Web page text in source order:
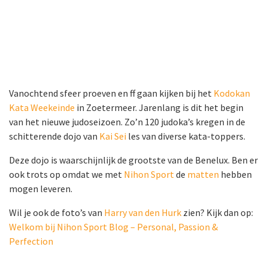
Vanochtend sfeer proeven en ff gaan kijken bij het Kodokan
Kata Weekeinde in Zoetermeer. Jarenlang is dit het begin
van het nieuwe judoseizoen. Zo’n 120 judoka’s kregen in de
schitterende dojo van Kai Sei les van diverse kata-toppers.
Deze dojo is waarschijnlijk de grootste van de Benelux. Ben er
ook trots op omdat we met Nihon Sport de matten hebben
mogen leveren.
Wil je ook de foto’s van Harry van den Hurk zien? Kijk dan op:
Welkom bij Nihon Sport Blog – Personal, Passion &
Perfection